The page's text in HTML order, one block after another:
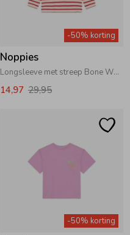
-50% korting
Noppies
Longsleeve met streep Bone White
14,97 29,95
-50% korting